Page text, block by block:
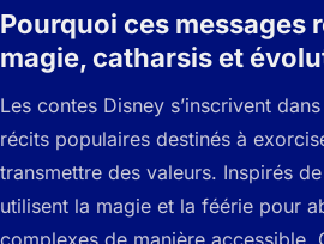
Pourquoi ces messages
magie, catharsis et
Les contes Disney s’inscrivent
récits populaires destinés à
transmettre des valeurs. Inspirés
utilisent la magie et la féérie pour
complexes de manière accessible.